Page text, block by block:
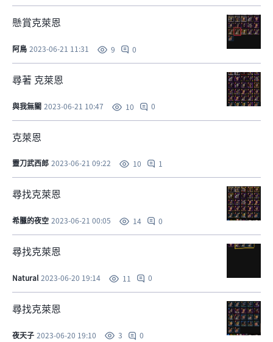
懸賞克萊恩
阿鳥 2023-06-21 11:31 9 0
尋著 克萊恩
與我無關 2023-06-21 10:47 10 0
克萊恩
靈刀武西郎 2023-06-21 09:22 10 1
尋找克萊恩
希臘的夜空 2023-06-21 00:05 14 0
尋找克萊恩
Natural 2023-06-20 19:14 11 0
尋找克萊恩
夜天子 2023-06-20 19:10 3 0